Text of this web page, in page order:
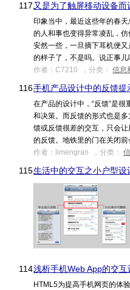
117.又是为了触屏移动设备而
印象当中，最近这些年的春
的人和事也变得异常凌乱，
安然一些，一旦摘下耳机便
的样子了，不是吗。说正事
作者：C7210 ，分类： 信息
116.手机产品设计中的反馈提
在产品的设计中，“反馈”是
和决策。而反馈的形式也是
馈或反馈很差的交互，只会
的反馈。地铁里的门在关闭
作者：limengran ，分类：
115.生活中的交互之小户型设
114.浅析手机Web App的交互
HTML5为提高手机网页的体